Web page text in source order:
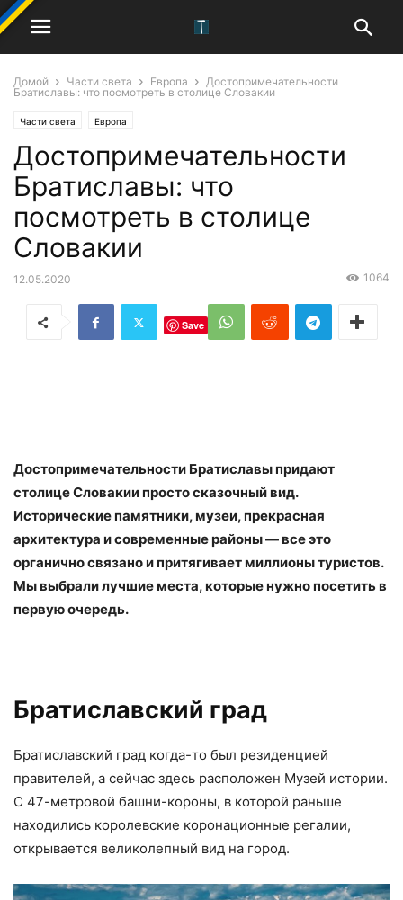
Домой Части света Европа
Достопримечательности
Братиславы: что посмотреть в столице Словакии
Части света Европа
Достопримечательности
Братиславы: что
посмотреть в столице
Словакии
12.05.2020 1064
Save
Достопримечательности Братиславы придают
столице Словакии просто сказочный вид.
Исторические памятники, музеи, прекрасная
архитектура и современные районы — все это
органично связано и притягивает миллионы туристов.
Мы выбрали лучшие места, которые нужно посетить в
первую очередь.
Братиславский град
Братиславский град когда-то был резиденцией
правителей, а сейчас здесь расположен Музей истории.
С 47-метровой башни-короны, в которой раньше
находились королевские коронационные регалии,
открывается великолепный вид на город.